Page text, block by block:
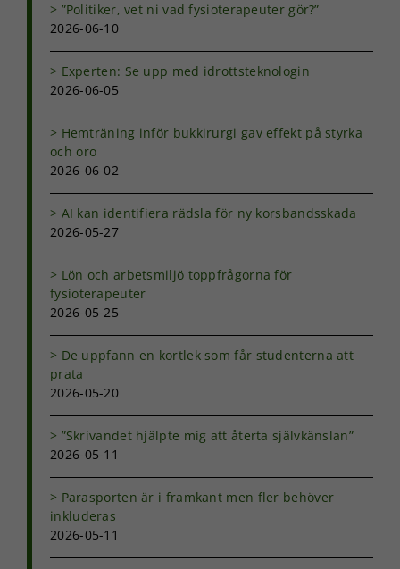
”Politiker, vet ni vad fysioterapeuter gör?”
2026-06-10
Experten: Se upp med idrottsteknologin
2026-06-05
Hemträning inför bukkirurgi gav effekt på styrka
och oro
2026-06-02
AI kan identifiera rädsla för ny korsbandsskada
2026-05-27
Lön och arbetsmiljö toppfrågorna för
fysioterapeuter
2026-05-25
De uppfann en kortlek som får studenterna att
prata
2026-05-20
”Skrivandet hjälpte mig att återta självkänslan”
2026-05-11
Parasporten är i framkant men fler behöver
inkluderas
2026-05-11
För att vi ska
kunna
och
hur
hemsidan
används.
Upplevelse
prestera så
bra som
de här
kakorna
att försvinna
från